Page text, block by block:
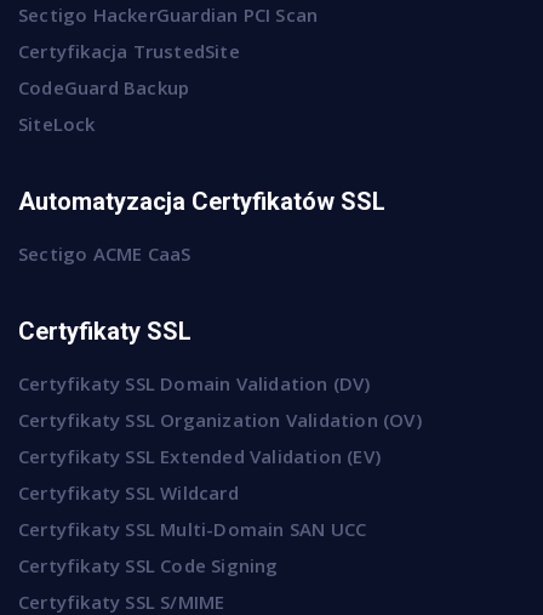
Sectigo HackerGuardian PCI Scan
Certyfikacja TrustedSite
CodeGuard Backup
SiteLock
Automatyzacja Certyfikatów SSL
Sectigo ACME CaaS
Certyfikaty SSL
Certyfikaty SSL Domain Validation (DV)
Certyfikaty SSL Organization Validation (OV)
Certyfikaty SSL Extended Validation (EV)
Certyfikaty SSL Wildcard
Certyfikaty SSL Multi-Domain SAN UCC
Certyfikaty SSL Code Signing
Certyfikaty SSL S/MIME